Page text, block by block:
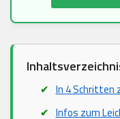
In 4 Schritten
Infos zum